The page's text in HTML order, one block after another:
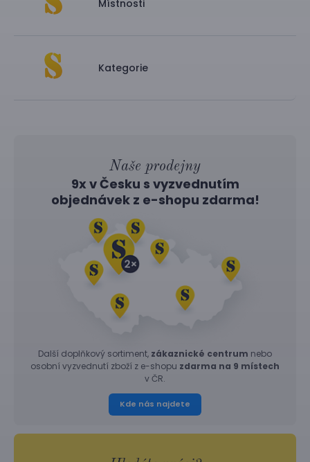
Místnosti
Kategorie
Naše prodejny
9x v Česku s vyzvednutím
objednávek z e-shopu zdarma!
Další doplňkový sortiment, zákaznické centrum nebo
osobní vyzvednutí zboží z e-shopu zdarma na 9 místech
v ČR.
Kde nás najdete